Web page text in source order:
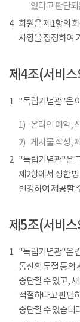
있다고 판단
4
회원은 제1항의
사항을 정정하여
제4조(서비스
1 "독립기념관"은
1) 온라인 예약,
2) 게시물 작성,
2 "독립기념관"은
제2항에서 정한
변경하여 제공할
제5조(서비스
1 "독립기념관"은
통신의 두절 등의
중단할 수 있고,
적절하다고 판단
중단할 수 있습니